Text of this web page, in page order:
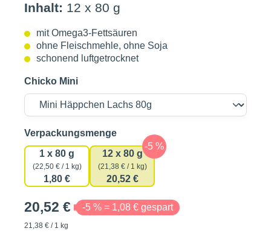
Inhalt: 12 x 80 g
mit Omega3-Fettsäuren
ohne Fleischmehle, ohne Soja
schonend luftgetrocknet
Chicko Mini
Verpackungsmengeauswählen
1 x 80 g
(22,50 € / 1 kg)
1,80 €
12 x 80 g
(21,38 € / 1 kg)
20,52 €
20,52 € -5 % = 1,08 € gespart
21,38 € / 1 kg